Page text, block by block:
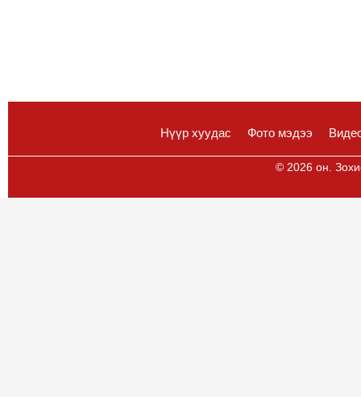
Нүүр хуудас Фото мэдээ
© 2026 он.